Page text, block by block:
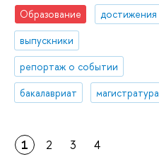
Образование
достижения
выпускники
репортаж о событии
бакалавриат
магистратура
1 2 3 4